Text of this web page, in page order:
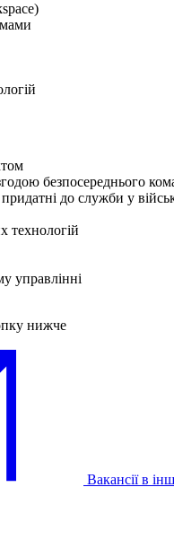
безпосереднього
до служби у
технологій
управлінні
нижче
Вакансії в